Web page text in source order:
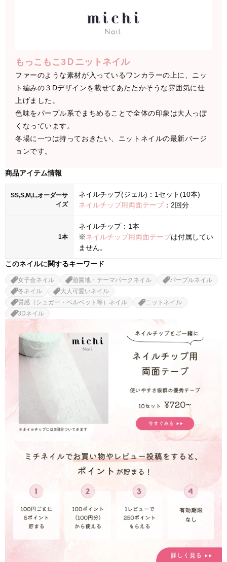
もっこもこ3Ｄニットネイル
ファーのような素材が入っているワンカラーの上に、ニッ
ト編みの３Dデザインを載せてあたたかそうな雰囲気に仕
上げました。
色味をパープル系でまちめることで全体の印象は大人っぽ
くなっています。
冬場に一つは持っておきたい、ニットネイルの最新バージ
ョンです。
商品アイテム情報
SS,S,M,L,オーダーサ
イズ
ネイルチップ(ジェル)：1セット(10本)
ネイルチップ用両面テープ：2回分
1本
ネイルチップ：1本
※ネイルチップ用両面テープは付属してい
ません。
このネイルに関するキーワード
女子会ネイル 遊園地・テーマパークネイル
パープルネイル
冬ネイル
大人可愛いネイル
質感（シュガー・ベルベット等）ネイル
ニットネイル
3Dネイル